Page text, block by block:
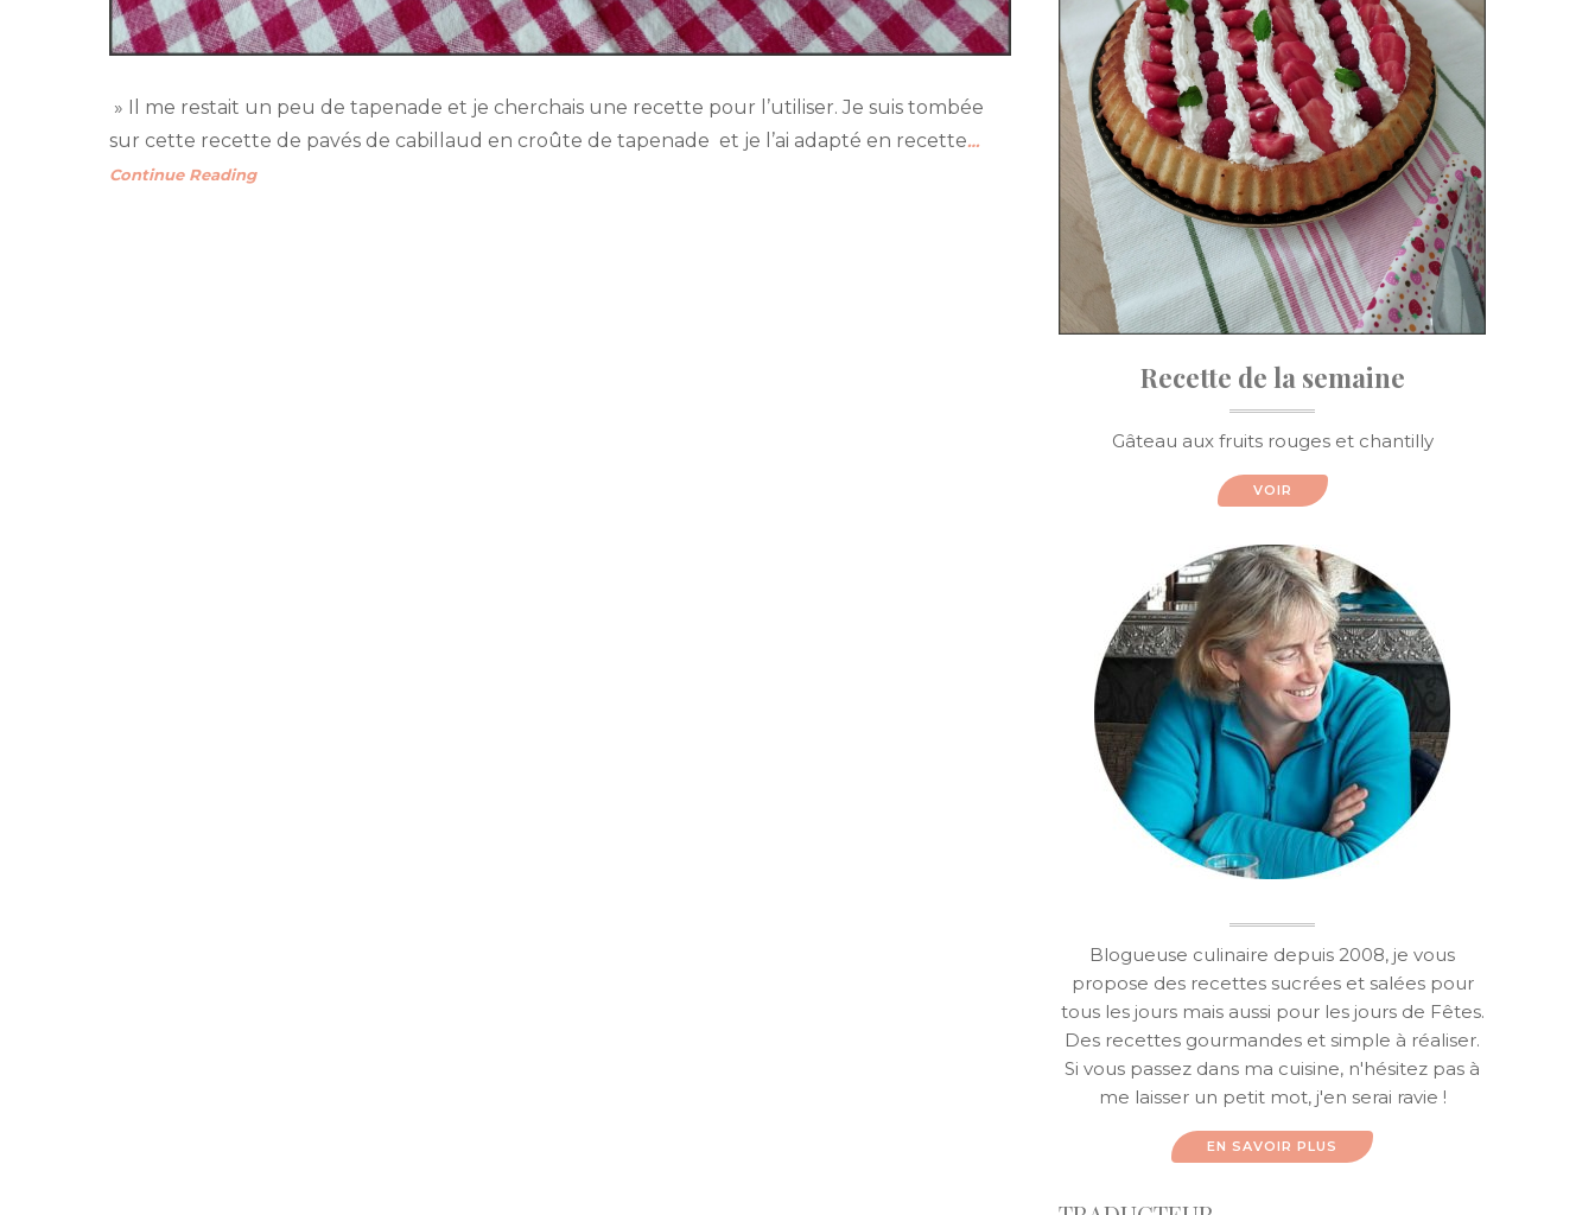
» Il me restait un peu de tapenade et je cherchais une recette pour l’utiliser. Je suis tombée
sur cette recette de pavés de cabillaud en croûte de tapenade et je l’ai adapté en recette…
Continue Reading
Recette de la semaine
Gâteau aux fruits rouges et chantilly
VOIR
Blogueuse culinaire depuis 2008, je vous
propose des recettes sucrées et salées pour
tous les jours mais aussi pour les jours de Fêtes.
Des recettes gourmandes et simple à réaliser.
Si vous passez dans ma cuisine, n'hésitez pas à
me laisser un petit mot, j'en serai ravie !
EN SAVOIR PLUS